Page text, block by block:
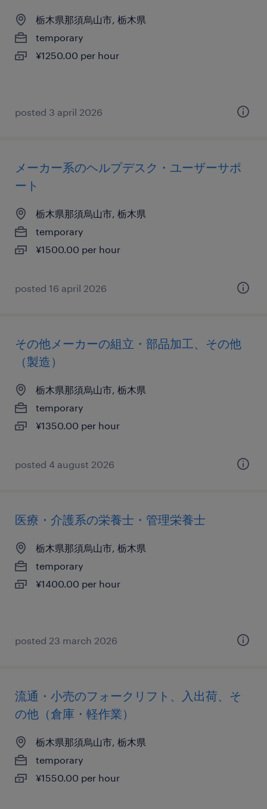
栃木県那須烏山市, 栃木県
temporary
¥1250.00 per hour
posted 3 april 2026
メーカー系のヘルプデスク・ユーザーサポ
ート
栃木県那須烏山市, 栃木県
temporary
¥1500.00 per hour
posted 16 april 2026
その他メーカーの組立・部品加工、その他
（製造）
栃木県那須烏山市, 栃木県
temporary
¥1350.00 per hour
posted 4 august 2026
医療・介護系の栄養士・管理栄養士
栃木県那須烏山市, 栃木県
temporary
¥1400.00 per hour
posted 23 march 2026
流通・小売のフォークリフト、入出荷、そ
の他（倉庫・軽作業）
栃木県那須烏山市, 栃木県
temporary
¥1550.00 per hour